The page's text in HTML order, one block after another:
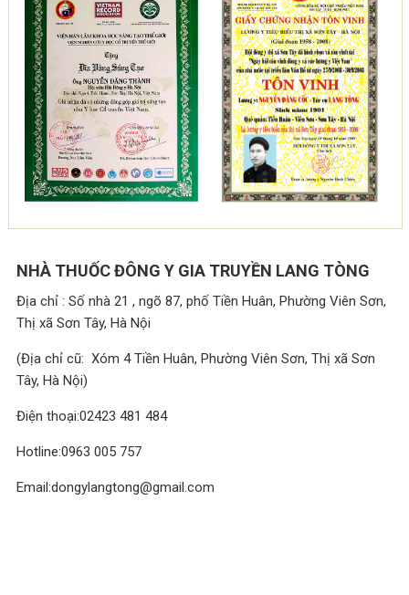
NHÀ THUỐC ĐÔNG Y GIA TRUYỀN LANG TÒNG
Địa chỉ : Số nhà 21 , ngõ 87, phố Tiền Huân, Phường Viên Sơn,
Thị xã Sơn Tây, Hà Nội
(Địa chỉ cũ: Xóm 4 Tiền Huân, Phường Viên Sơn, Thị xã Sơn
Tây, Hà Nội)
Điện thoại:02423 481 484
Hotline:0963 005 757
Email:dongylangtong@gmail.com